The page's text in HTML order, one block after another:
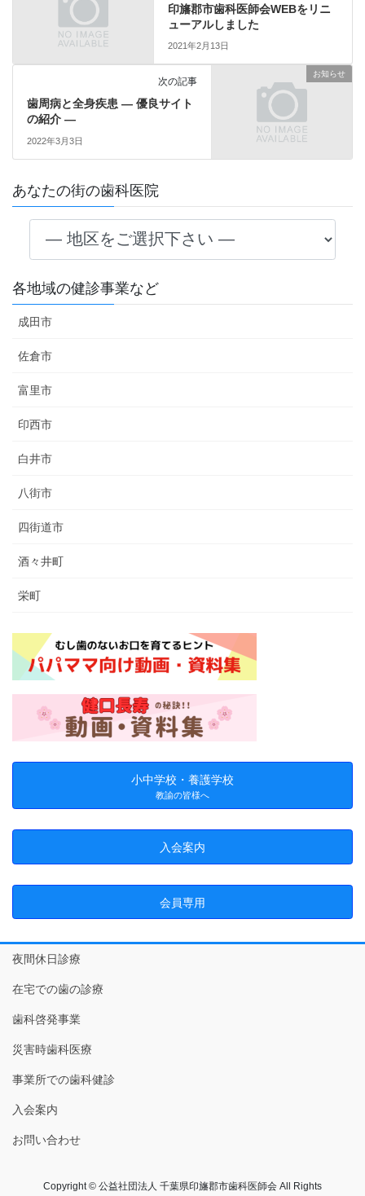
印旛郡市歯科医師会WEBをリニ
ューアルしました
2021年2月13日
お知らせ
次の記事
歯周病と全身疾患 ― 優良サイト
の紹介 ―
2022年3月3日
あなたの街の歯科医院
各地域の健診事業など
成田市
佐倉市
富里市
印西市
白井市
八街市
四街道市
酒々井町
栄町
小中学校・養護学校
教諭の皆様へ
入会案内
会員専用
夜間休日診療
在宅での歯の診療
歯科啓発事業
災害時歯科医療
事業所での歯科健診
入会案内
お問い合わせ
Copyright © 公益社団法人 千葉県印旛郡市歯科医師会 All Rights